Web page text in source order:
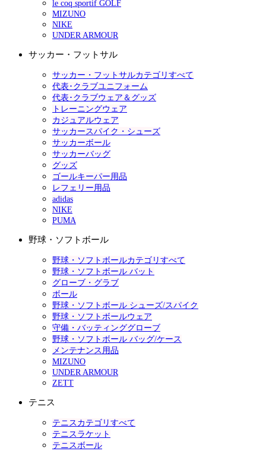
le coq sportif GOLF
MIZUNO
NIKE
UNDER ARMOUR
サッカー・フットサル
サッカー・フットサルカテゴリすべて
代表･クラブユニフォーム
代表･クラブウェア＆グッズ
トレーニングウェア
カジュアルウェア
サッカースパイク・シューズ
サッカーボール
サッカーバッグ
グッズ
ゴールキーパー用品
レフェリー用品
adidas
NIKE
PUMA
野球・ソフトボール
野球・ソフトボールカテゴリすべて
野球・ソフトボール バット
グローブ・グラブ
ボール
野球・ソフトボール シューズ/スパイク
野球・ソフトボールウェア
守備・バッティンググローブ
野球・ソフトボール バッグ/ケース
メンテナンス用品
MIZUNO
UNDER ARMOUR
ZETT
テニス
テニスカテゴリすべて
テニスラケット
テニスボール